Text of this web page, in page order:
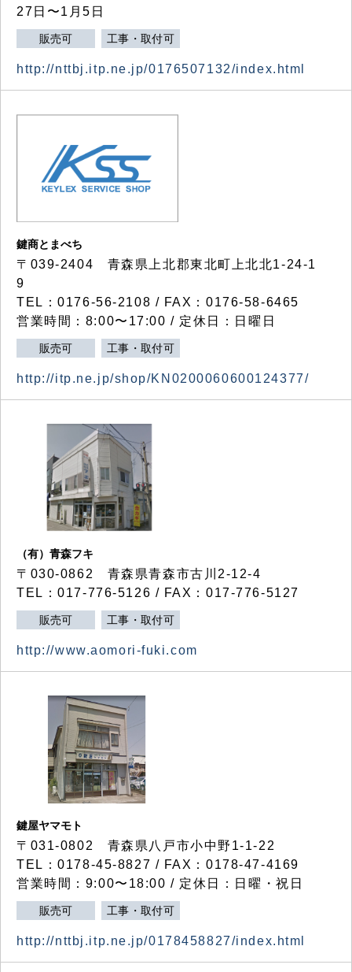
27日〜1月5日
販売可 工事・取付可
http://nttbj.itp.ne.jp/0176507132/index.html
鍵商とまべち
〒039-2404 青森県上北郡東北町上北北1-24-1
9
TEL：0176-56-2108 / FAX：0176-58-6465
営業時間：8:00〜17:00 / 定休日：日曜日
販売可 工事・取付可
http://itp.ne.jp/shop/KN0200060600124377/
（有）青森フキ
〒030-0862 青森県青森市古川2-12-4
TEL：017-776-5126 / FAX：017-776-5127
販売可 工事・取付可
http://www.aomori-fuki.com
鍵屋ヤマモト
〒031-0802 青森県八戸市小中野1-1-22
TEL：0178-45-8827 / FAX：0178-47-4169
営業時間：9:00〜18:00 / 定休日：日曜・祝日
販売可 工事・取付可
http://nttbj.itp.ne.jp/0178458827/index.html